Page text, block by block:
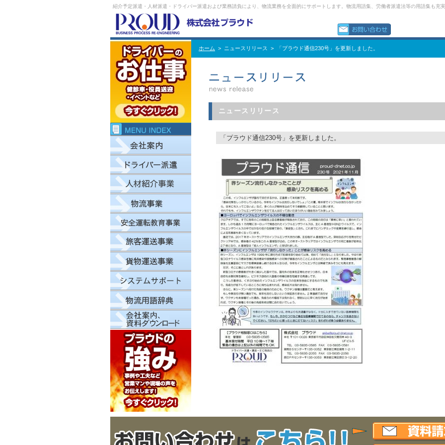
紹介予定派遣・人材派遣・ドライバー派遣および業務請負により、物流業務を全面的にサポートします。物流用語集、労働者派遣法等の用語集も充実
ホーム > ニュースリリース > 「プラウド通信230号」を更新しました。
ニュースリリース
「プラウド通信230号」を更新しました。